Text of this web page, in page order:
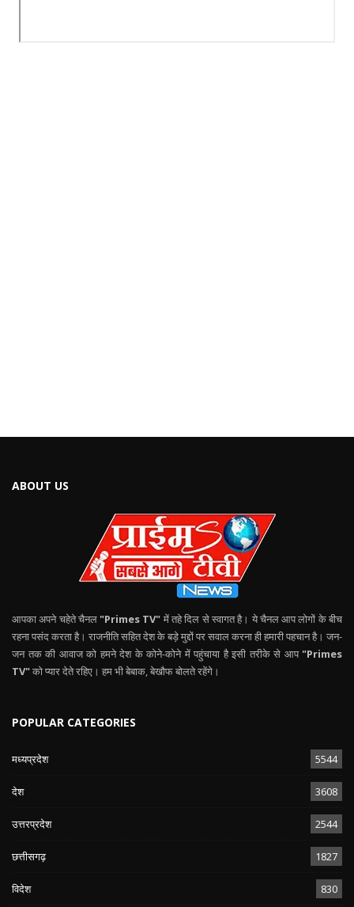
ABOUT US
आपका अपने चहेते चैनल "Primes TV" में तहे दिल से स्वागत है। ये चैनल आप लोगों के बीच
रहना पसंद करता है। राजनीति सहित देश के बड़े मुद्दों पर सवाल करना ही हमारी पहचान है। जन-
जन तक की आवाज को हमने देश के कोने-कोने में पहुंचाया है इसी तरीके से आप "Primes
TV"को प्यार देते रहिए। हम भी बेबाक, बेखौफ बोलते रहेंगे।
POPULAR CATEGORIES
मध्यप्रदेश 5544
देश 3608
उत्तरप्रदेश 2544
छत्तीसगढ़ 1827
विदेश 830